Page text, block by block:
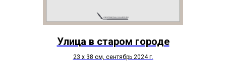
Улица в старом городе
23 х 38 см, сентябрь 2024 г.